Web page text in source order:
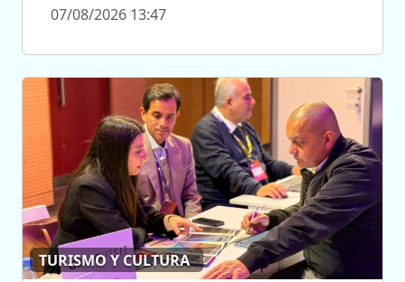
07/08/2026 13:47
TURISMO Y CULTURA